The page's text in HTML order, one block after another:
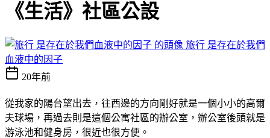
《生活》社區公設
旅行 是存在於我們
血液中的因子
20年前
從我家的陽台望出去，往西邊的方向剛好就是一個小小的高爾
夫球場，再過去則是這個公寓社區的辦公室，辦公室後頭就是
游泳池和健身房，很近也很方便。